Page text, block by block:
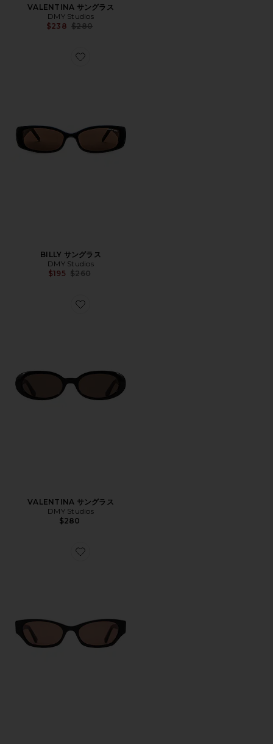
VALENTINA サングラス
DMY Studios
$238 Previous price:
$280
Favorite BILLY サングラス
BILLY サングラス
DMY Studios
$195 Previous price:
$260
Favorite VALENTINA サングラス
VALENTINA サングラス
DMY Studios
$280
Favorite SUKI サングラス